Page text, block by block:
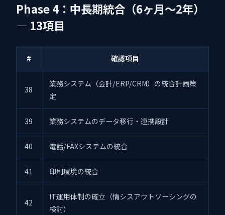
Phase 4：中長期統合（6ヶ月〜2年）
— 13項目
# 確認項目
38
業務システム（会計/ERP/CRM）の統合計画策
定
39 業務システムのデータ移行・連携設計
40 電話/FAXシステムの統合
41 印刷環境の統合
42
IT運用体制の確立（情シスアウトソーシングの
検討）